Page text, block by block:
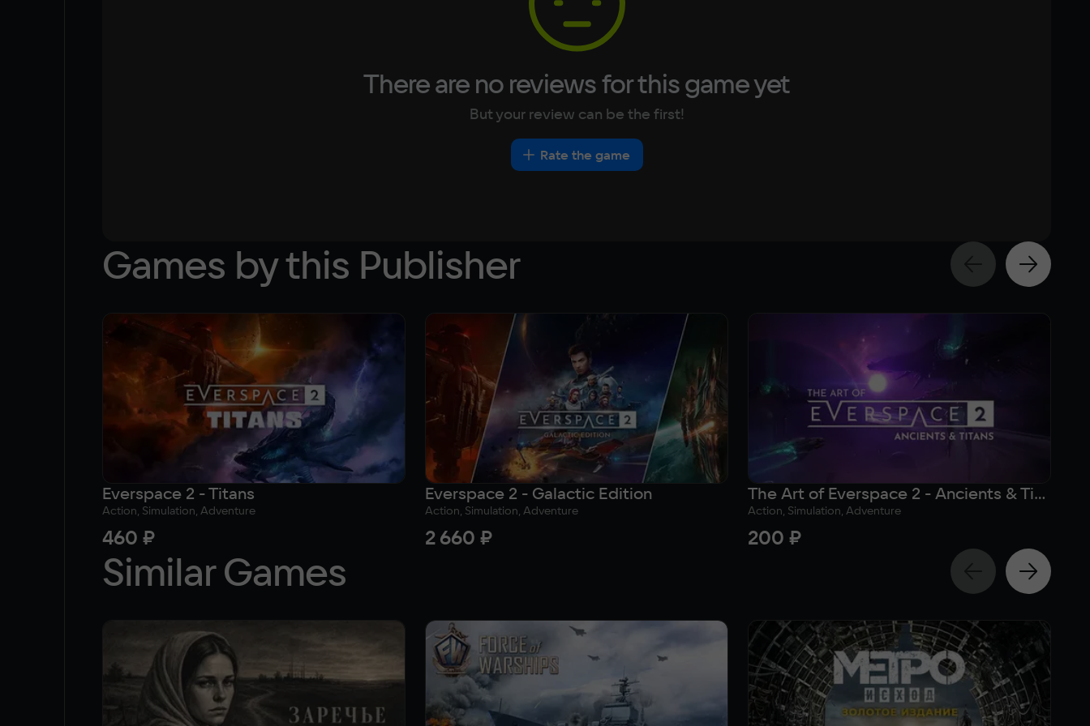
There are no reviews for this game yet
But your review can be the first!
Rate the game
Games by this Publisher
Everspace 2 - Titans
Action, Simulation, Adventure
460 ₽
Everspace 2 - Galactic Edition
Action, Simulation, Adventure
2 660 ₽
The Art of Everspace 2 - Ancients & Titans
Action, Simulation, Adventure
200 ₽
Similar Games